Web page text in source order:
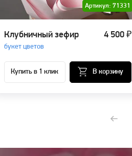
Артикул: 71331
Клубничный зефир
букет цветов
4 500 ₽
Купить в 1 клик В корзину